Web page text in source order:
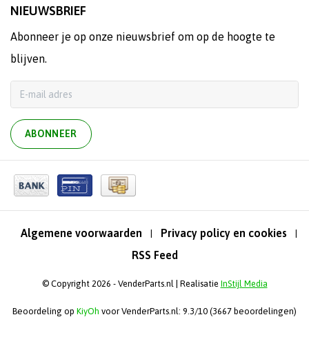
NIEUWSBRIEF
Abonneer je op onze nieuwsbrief om op de hoogte te
blijven.
ABONNEER
Algemene voorwaarden | Privacy policy en cookies |
RSS Feed
© Copyright 2026 - VenderParts.nl | Realisatie InStijl Media
Beoordeling op KiyOh voor VenderParts.nl: 9.3/10 (3667 beoordelingen)